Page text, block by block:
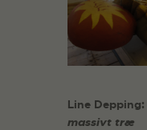
Line Depping:
massivt træ